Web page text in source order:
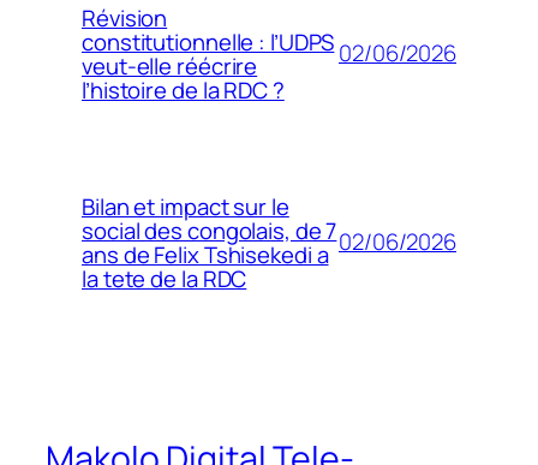
Révision
constitutionnelle : l’UDPS
veut-elle réécrire
l’histoire de la RDC ?
02/06/2026
Bilan et impact sur le
social des congolais, de 7
ans de Felix Tshisekedi a
la tete de la RDC
02/06/2026